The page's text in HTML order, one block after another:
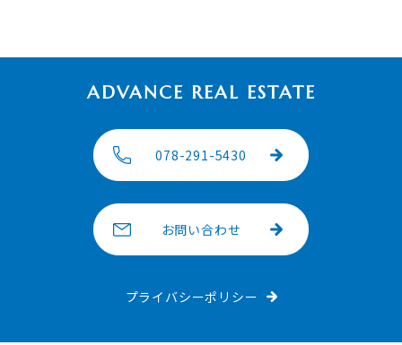
ADVANCE REAL ESTATE
078-291-5430
お問い合わせ
プライバシーポリシー